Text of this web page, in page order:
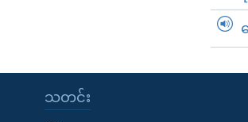
သတင်း